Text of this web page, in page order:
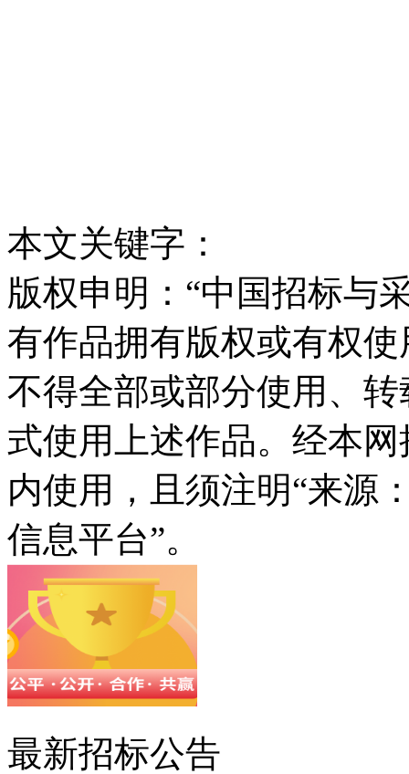
本文关键字：
版权申明：“中国招标与
有作品拥有版权或有权
不得全部或部分使用、
式使用上述作品。经本
内使用，且须注明“来源
信息平台”。
最新招标公告